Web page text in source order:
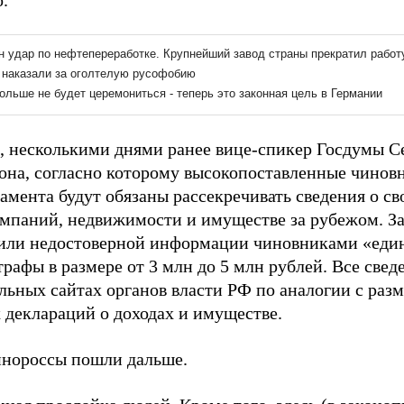
днями ранее вице-спикер Госдумы
согласно которому высокопоставленные
будут обязаны рассекречивать сведения о
недвижимости и имуществе за рубежом.
недостоверной информации чиновниками
в размере от 3 млн до 5 млн рублей. Все
сайтах органов власти РФ по аналогии с
о доходах и имуществе.
пошли дальше.